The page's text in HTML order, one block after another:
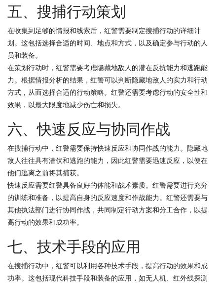
五、搜捕行动策划
在收集到足够的情报和线索后，红警需要制定搜捕行动的详细计
划。这包括选择合适的时间、地点和方式，以及确定参与行动的人
员和装备。
在策划行动时，红警需要考虑隐藏地敌人的潜在反抗能力和逃跑能
力。根据情报分析的结果，红警可以判断隐藏地敌人的实力和行动
方式，从而选择合适的行动策略。红警还需要考虑行动的安全性和
效果，以最大限度地减少伤亡和损失。
六、快速反应与协同作战
在搜捕行动中，红警需要保持快速反应和协同作战的能力。隐藏地
敌人往往具有潜伏和逃跑的能力，因此红警需要迅速反应，以便在
他们逃离之前将其捕获。
快速反应需要红警具备良好的体能和战术素质。红警需要进行充分
的训练和准备，以提高自身的反应速度和作战能力。红警还需要与
其他执法部门进行协同作战，共同制定行动方案和分工合作，以提
高行动的效果和成功率。
七、技术手段的应用
在搜捕行动中，红警可以利用各种技术手段，提高行动的效果和成
功率。这包括现代科技手段和装备的应用，如无人机、红外线探测